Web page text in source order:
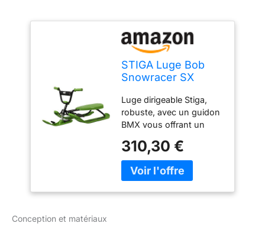
STIGA Luge Bob
Snowracer SX
Bobsleigh avec
Volant et Frein, Vert,
Taille unique
Luge dirigeable Stiga,
robuste, avec un guidon
BMX vous offrant un
virages, et adaptée aux
enfants comme aux
adultes Skis à pointes
310,30 €
Conception et matériaux